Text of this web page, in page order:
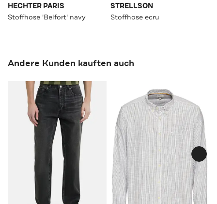
HECHTER PARIS
Stoffhose 'Belfort' navy
STRELLSON
Stoffhose ecru
Andere Kunden kauften auch